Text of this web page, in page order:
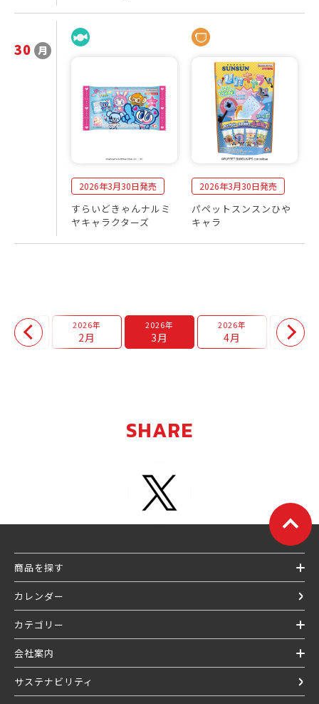
2
30 月
発
2026年3月30日発売
すらいどきゃんナルミ
ヤキャラクターズ
2026年3月30日発売
パペットスンスンひや
キャラ
2026年
1月
2026年
2月
2026年
3月
2026年
4月
2026年
5月
SHARE
商品を探す
カレンダー
カテゴリー
会社案内
サステナビリティ